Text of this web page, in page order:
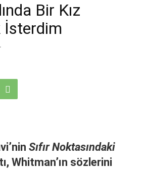
Bir Kız
İsterdim
Sıfır Noktasındaki
Whitman’ın sözlerini